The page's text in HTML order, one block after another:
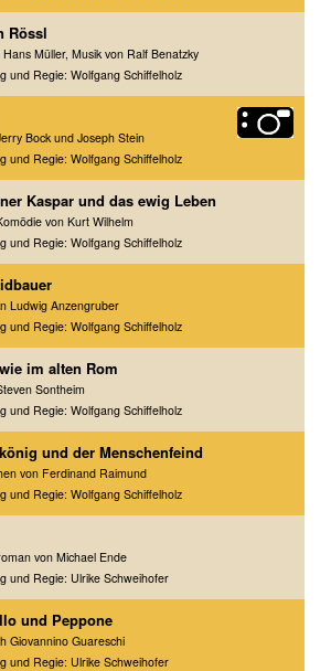
Rössl
Müller, Musik von Ralf Benatzky
und Regie: Wolfgang Schiffelholz
Bock und Joseph Stein
und Regie: Wolfgang Schiffelholz
Kaspar und das ewig Leben
von Kurt Wilhelm
und Regie: Wolfgang Schiffelholz
Ludwig Anzengruber
und Regie: Wolfgang Schiffelholz
im alten Rom
Sontheim
und Regie: Wolfgang Schiffelholz
und der Menschenfeind
von Ferdinand Raimund
und Regie: Wolfgang Schiffelholz
von Michael Ende
und Regie: Ulrike Schweihofer
und Peppone
Giovannino Guareschi
und Regie: Ulrike Schweihofer